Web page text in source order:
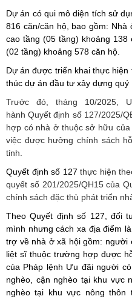
Dự án có qui mô diện tích sử
816 căn/căn hộ, bao gồm:
cao tầng (05 tầng) khoảng
(02 tầng) khoảng 578 căn hộ.
Dự án được triển khai thực
thúc dự án đầu tư xây dựng quý
Trước đó, tháng 10/2025,
hành Quyết định số 127/2025/
hợp có nhà ở thuộc sở hữu
việc được hưởng chính sách
tỉnh.
Quyết định số 127 thực hiện
quyết số 201/2025/QH15 của
chính sách đặc thù phát triển
Theo Quyết định số 127, đối
mình nhưng cách xa địa điểm
trợ về nhà ở xã hội gồm: người
liệt sĩ thuộc trường hợp được
của Pháp lệnh Ưu đãi người
nghèo, cận nghèo tại khu vực
nghèo tại khu vực nông thôn